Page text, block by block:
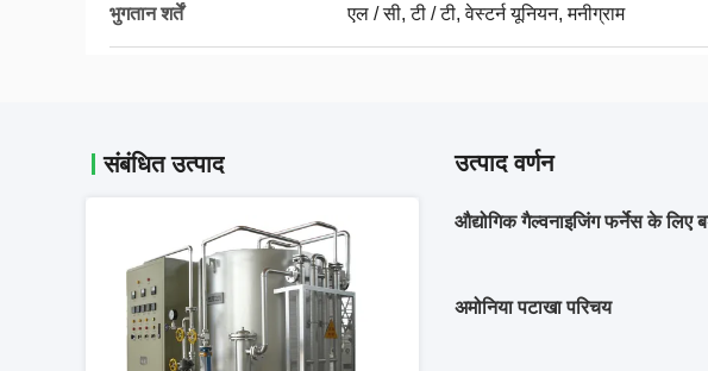
भुगतान शर्तें एल / सी, टी / टी, वेस्टर्न यूनियन, मनीग्राम
संबंधित उत्पाद उत्पाद वर्णन
औद्योगिक गैल्वनाइजिंग फर्नेस के लिए
अमोनिया पटाखा परिचय